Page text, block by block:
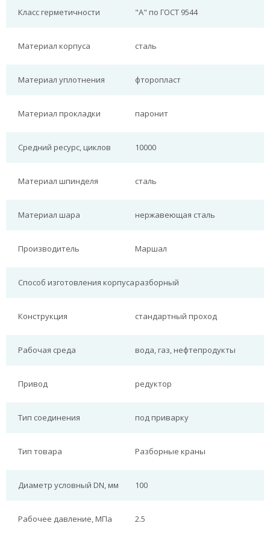
Класс герметичности "А" по ГОСТ 9544
Материал корпуса сталь
Материал уплотнения фторопласт
Материал прокладки паронит
Средний ресурс, циклов 10000
Материал шпинделя сталь
Материал шара нержавеющая сталь
Производитель Маршал
Способ изготовления корпусаразборный
Конструкция стандартный проход
Рабочая среда вода, газ, нефтепродукты
Привод редуктор
Тип соединения под приварку
Тип товара Разборные краны
Диаметр условный DN, мм 100
Рабочее давление, МПа 2.5